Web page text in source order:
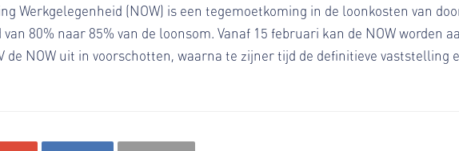
Werkgelegenheid (NOW) is een tegemoetkoming in de loonkosten van
80% naar 85% van de loonsom. Vanaf 15 februari kan de NOW worden
de NOW uit in voorschotten, waarna te zijner tijd de definitieve vaststelling